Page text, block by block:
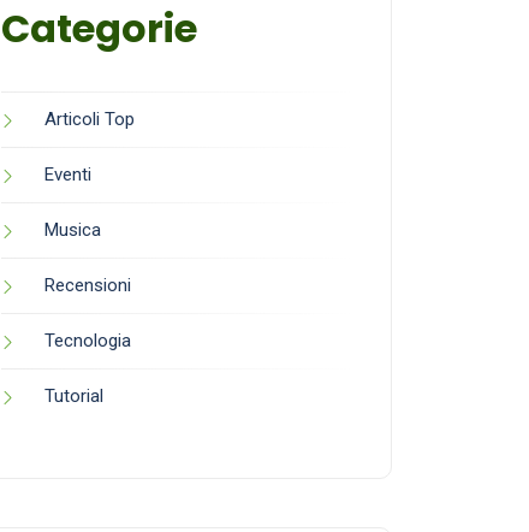
Categorie
Articoli Top
Eventi
Musica
Recensioni
Tecnologia
Tutorial